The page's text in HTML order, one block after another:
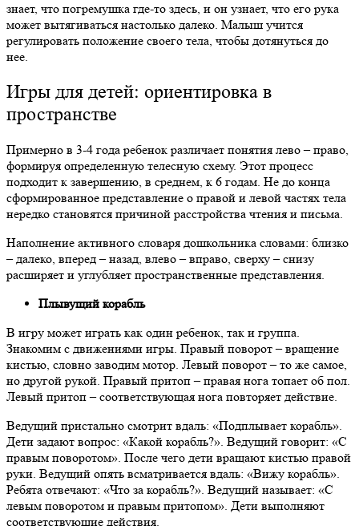
знает, что погремушка где-то здесь, и он узнает, что его рука
может вытягиваться настолько далеко. Малыш учится
регулировать положение своего тела, чтобы дотянуться до
нее.
Игры для детей: ориентировка в
пространстве
Примерно в 3-4 года ребенок различает понятия лево– право,
формируя определенную телесную схему. Этот процесс
подходит к завершению, в среднем, к 6 годам. Не до конца
сформированное представление о правой и левой частях тела
нередко становятся причиной расстройства чтения и письма.
Наполнение активного словаря дошкольника словами: близко
– далеко, вперед – назад, влево – вправо, сверху – снизу
расширяет и углубляет пространственные представления.
Плывущий корабль
В игру может играть как один ребенок, так и группа.
Знакомим с движениями игры. Правый поворот– вращение
кистью, словно заводим мотор. Левый поворот – то же самое,
но другой рукой. Правый притоп – правая нога топает об пол.
Левый притоп – соответствующая нога повторяет действие.
Ведущий пристально смотрит вдаль: «Подплывает корабль».
Дети задают вопрос: «Какой корабль?». Ведущий говорит: «С
правым поворотом». После чего дети вращают кистью правой
руки. Ведущий опять всматривается вдаль: «Вижу корабль».
Ребята отвечают: «Что за корабль?». Ведущий называет: «С
левым поворотом и правым притопом». Дети выполняют
соответствующие действия.